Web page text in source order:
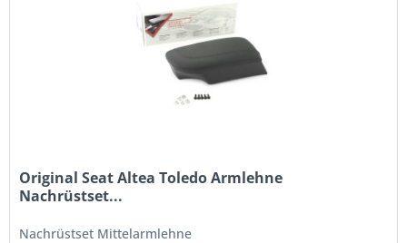
Original Seat Altea Toledo Armlehne
Nachrüstset...
Nachrüstset Mittelarmlehne